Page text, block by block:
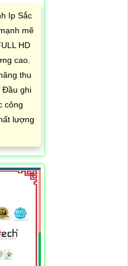
Ip Sắc
mẽ
HD
cao.
thu
Đầu ghi
công
lượng